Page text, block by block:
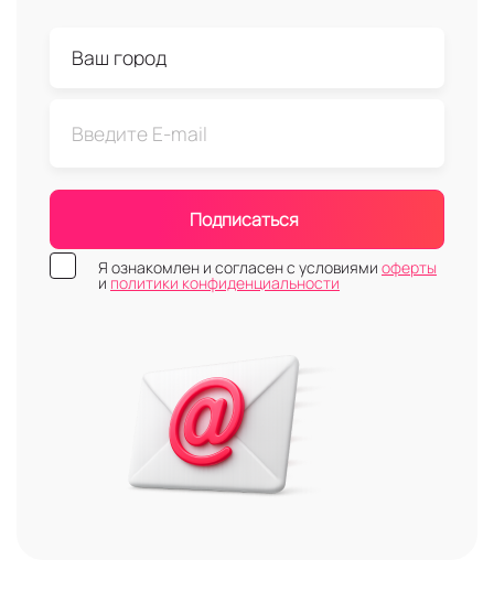
Подписаться
Я ознакомлен и согласен с условиями оферты
и политики конфиденциальности